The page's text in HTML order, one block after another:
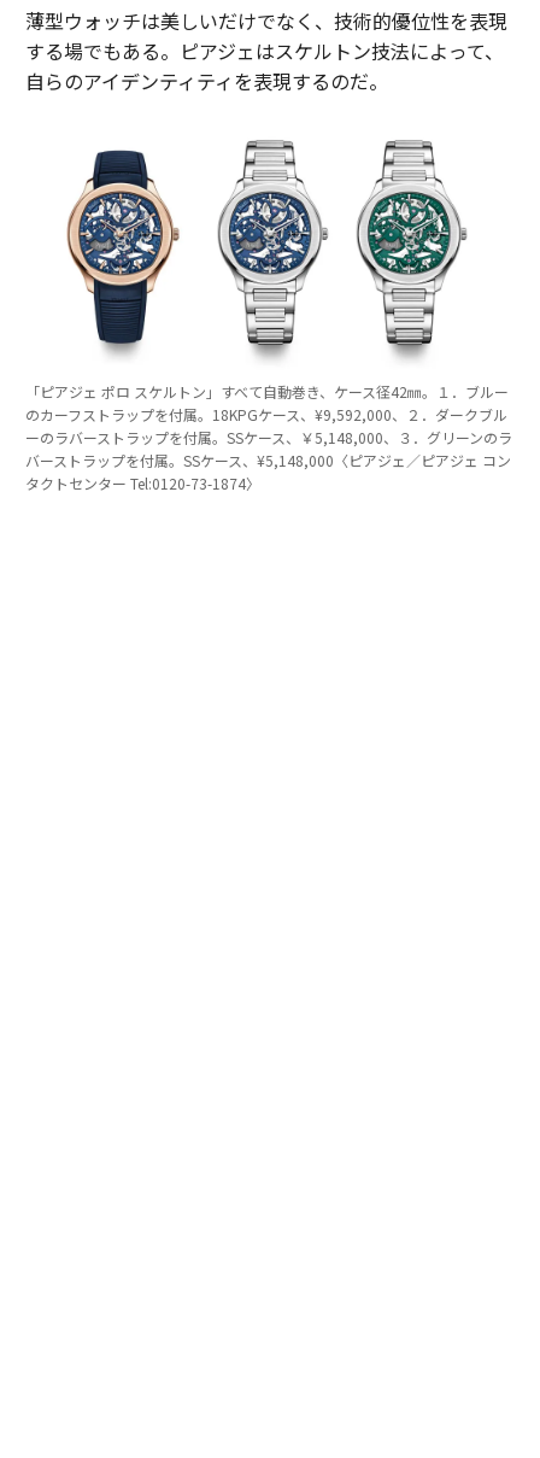
薄型ウォッチは美しいだけでなく、技術的優位性を表現
する場でもある。ピアジェはスケルトン技法によって、
自らのアイデンティティを表現するのだ。
「ピアジェ ポロ スケルトン」すべて自動巻き、ケース径42㎜。１．ブルー
のカーフストラップを付属。18KPGケース、¥9,592,000、２．ダークブル
ーのラバーストラップを付属。SSケース、￥5,148,000、３．グリーンのラ
バーストラップを付属。SSケース、¥5,148,000〈ピアジェ／ピアジェ コン
タクトセンター Tel:0120-73-1874〉